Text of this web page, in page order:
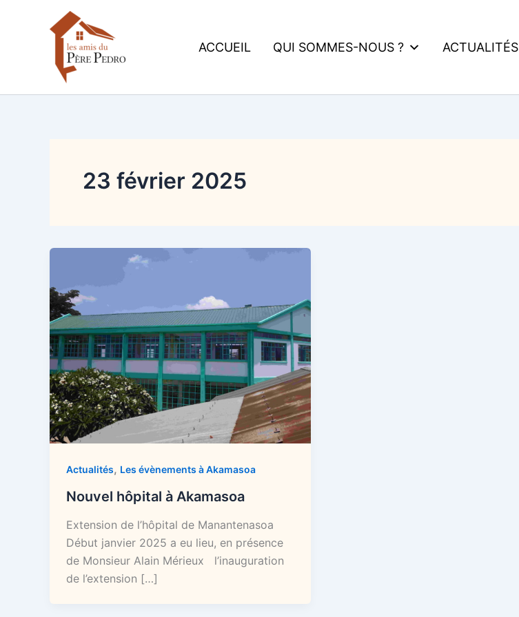
ACCUEIL QUI SOMMES-NOUS ? ACTUALITÉS
23 février 2025
Actualités, Les évènements à Akamasoa
Nouvel hôpital à Akamasoa
Extension de l’hôpital de Manantenasoa
Début janvier 2025 a eu lieu, en présence
de Monsieur Alain Mérieux l’inauguration
de l’extension […]